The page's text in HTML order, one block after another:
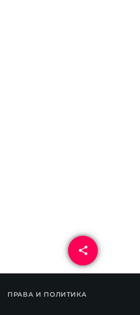
share
email
ПРАВА И ПОЛИТИКА